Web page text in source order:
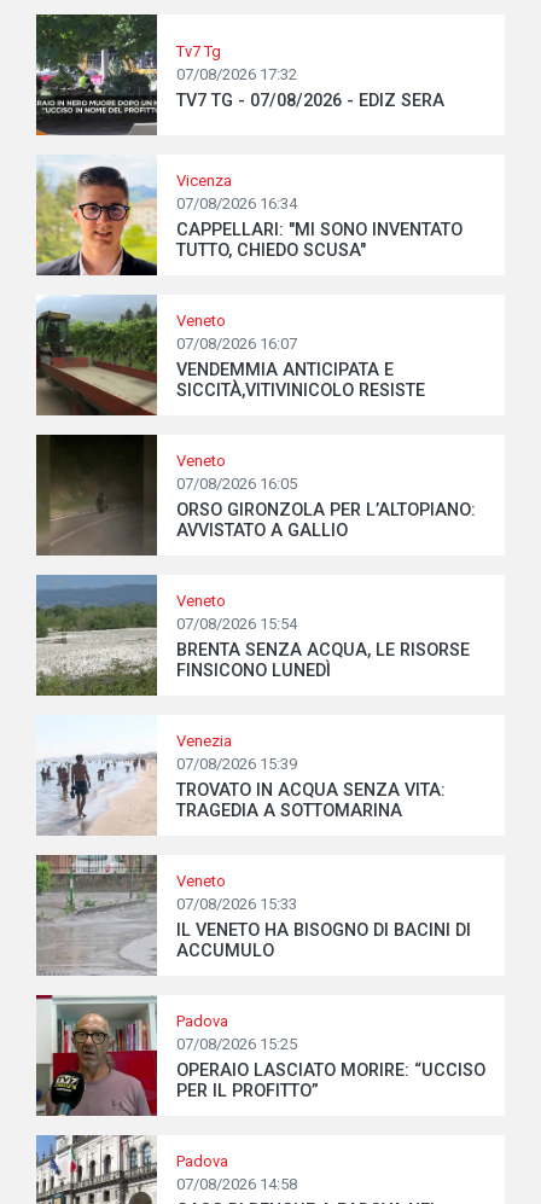
Tv7 Tg
07/08/2026 17:32
TV7 TG - 07/08/2026 - EDIZ SERA
Vicenza
07/08/2026 16:34
CAPPELLARI: "MI SONO INVENTATO
TUTTO, CHIEDO SCUSA"
Veneto
07/08/2026 16:07
VENDEMMIA ANTICIPATA E
SICCITÀ,VITIVINICOLO RESISTE
Veneto
07/08/2026 16:05
ORSO GIRONZOLA PER L’ALTOPIANO:
AVVISTATO A GALLIO
Veneto
07/08/2026 15:54
BRENTA SENZA ACQUA, LE RISORSE
FINSICONO LUNEDÌ
Venezia
07/08/2026 15:39
TROVATO IN ACQUA SENZA VITA:
TRAGEDIA A SOTTOMARINA
Veneto
07/08/2026 15:33
IL VENETO HA BISOGNO DI BACINI DI
ACCUMULO
Padova
07/08/2026 15:25
OPERAIO LASCIATO MORIRE: “UCCISO
PER IL PROFITTO”
Padova
07/08/2026 14:58